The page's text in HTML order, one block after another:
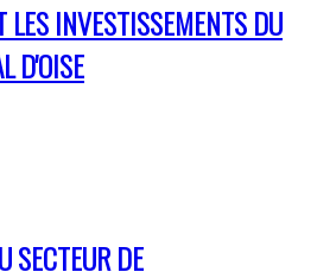
LES INVESTISSEMENTS DU
D'OISE
SECTEUR DE